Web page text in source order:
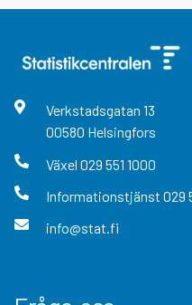
Verkstadsgatan 13
00580 Helsingfors
Växel 029 551 1000
Informationstjänst 029
info@stat.fi